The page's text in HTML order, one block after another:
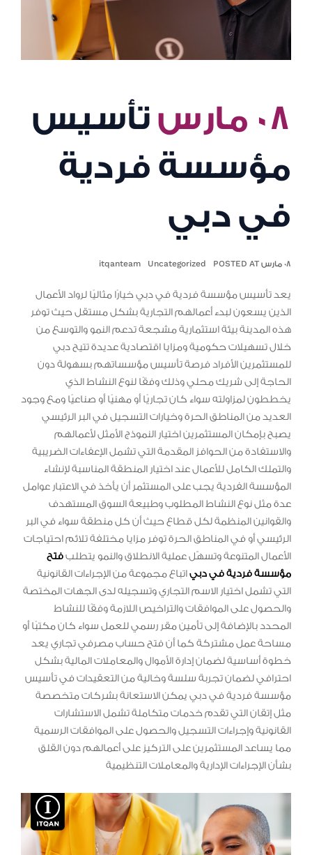
٠٨ مارس
تأسيس
مؤسسة فردية
في دبي
٠٨ مارس POSTED AT Uncategorized
itqanteam
يعد تأسيس مؤسسة فردية في دبي خيارًا مثاليًا لرواد الأعمال
الذين يسعون لبدء أعمالهم التجارية بشكل مستقل حيث توفر
هذه المدينة بيئة استثمارية مشجعة تدعم النمو والتوسع من
خلال تسهيلات حكومية ومزايا اقتصادية عديدة تتيح دبي
للمستثمرين الأفراد فرصة تأسيس مؤسساتهم بسهولة دون
الحاجة إلى شريك محلي وذلك وفقًا لنوع النشاط الذي
يخططون لمزاولته سواء كان تجاريًا أو مهنيًا أو صناعيًا ومع وجود
العديد من المناطق الحرة وخيارات التسجيل في البر الرئيسي
يصبح بإمكان المستثمرين اختيار النموذج الأمثل لأعمالهم
والاستفادة من الحوافز المقدمة التي تشمل الإعفاءات الضريبية
والتملك الكامل للأعمال عند اختيار المنطقة المناسبة لإنشاء
المؤسسة الفردية يجب على المستثمر أن يأخذ في الاعتبار عوامل
عدة مثل نوع النشاط المطلوب وطبيعة السوق المستهدف
والقوانين المنظمة لكل قطاع حيث أن كل منطقة سواء في البر
الرئيسي أو في المناطق الحرة توفر مزايا مختلفة تلائم احتياجات
الأعمال المتنوعة وتسهّل عملية الانطلاق والنمو يتطلبفتح
مؤسسة فردية في دبي اتباع مجموعة من الإجراءات القانونية
التي تشمل اختيار الاسم التجاري وتسجيله لدى الجهات المختصة
والحصول على الموافقات والتراخيص اللازمة وفقًا للنشاط
المحدد بالإضافة إلى تأمين مقر رسمي للعمل سواء كان مكتبًا أو
مساحة عمل مشتركة كما أن فتح حساب مصرفي تجاري يعد
خطوة أساسية لضمان إدارة الأموال والمعاملات المالية بشكل
احترافي لضمان تجربة سلسة وخالية من التعقيدات في تأسيس
مؤسسة فردية في دبي يمكن الاستعانة بشركات متخصصة
مثل إتقان التي تقدم خدمات متكاملة تشمل الاستشارات
القانونية وإجراءات التسجيل والحصول على الموافقات الرسمية
مما يساعد المستثمرين على التركيز على أعمالهم دون القلق
بشأن الإجراءات الإدارية والمعاملات التنظيمية